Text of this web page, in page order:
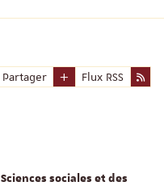
Partager Flux RSS
sociales et des